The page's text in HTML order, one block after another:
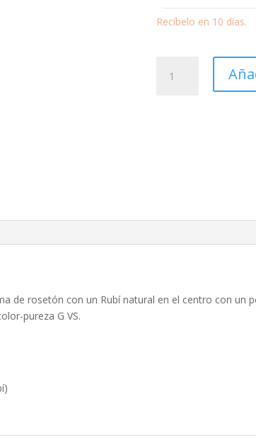
Recíbelo en 10 días.
rosetón
de rosetón con un Rubí natural en el centro con un
pureza G VS.